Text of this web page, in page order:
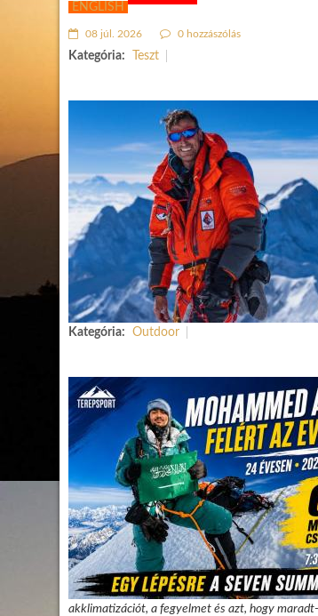
ENGLISH
08 júl. 2026 0 hozzászólás
Kategória: Teszt
Kategória: Outdoor
akklimatizációt, a fegyelmet és azt, hogy